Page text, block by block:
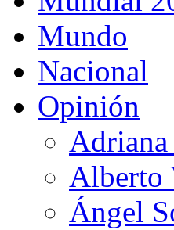
Mundo
Nacional
Opinión
Alberto
Ángel